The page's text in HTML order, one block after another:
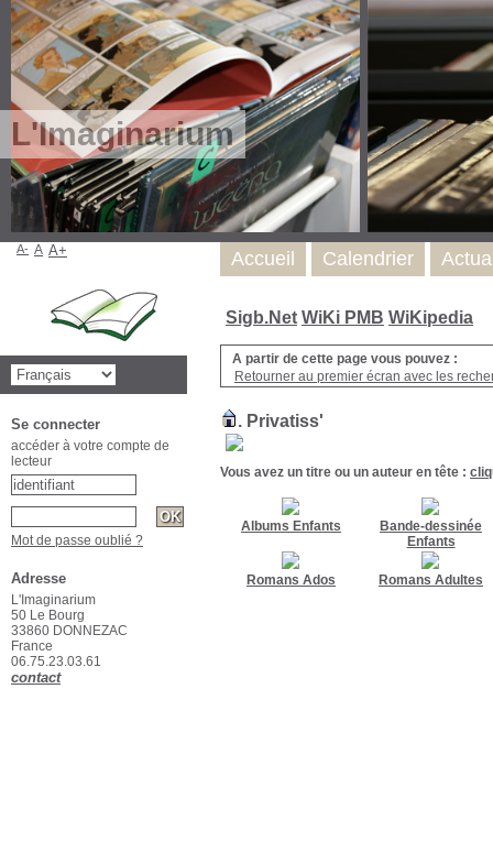
L'Imaginarium
Sigb.Net WiKi PMB WiKipedia
A partir de cette page vous pouvez :
Retourner au premier écran avec les
. Privatiss'
Vous avez un titre ou un auteur en tête :
Albums Enfants
Bande-dessinée
Enfants
Romans Ados Romans Adultes
Accueil Calendrier
A- A A+
Se connecter
accéder à votre compte de
lecteur
Mot de passe oublié ?
Adresse
L'Imaginarium
50 Le Bourg
33860 DONNEZAC
France
06.75.23.03.61
contact